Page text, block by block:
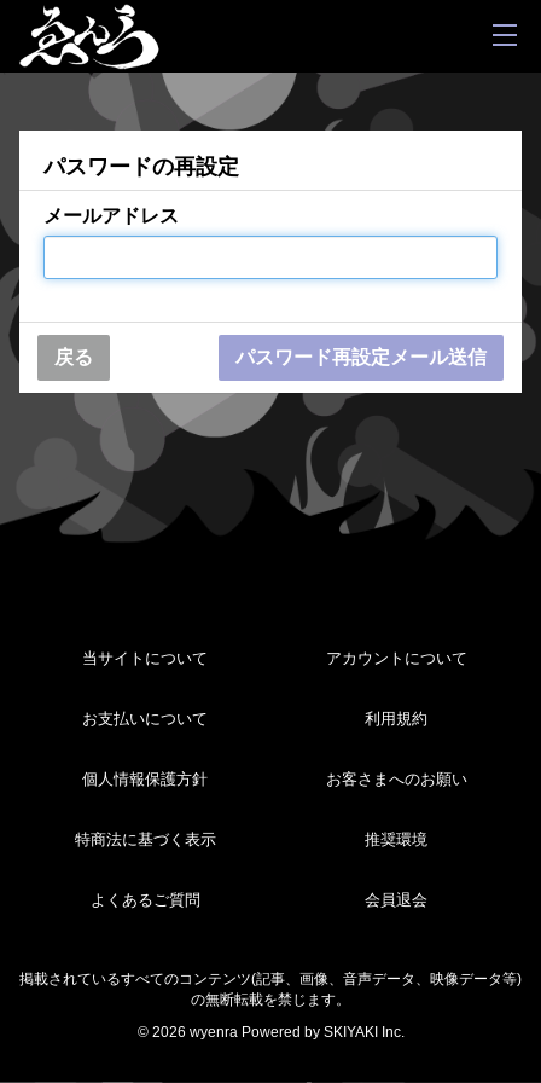
パスワードの再設定
メールアドレス
戻る
当サイトについて アカウントについて
お支払いについて 利用規約
個人情報保護方針 お客さまへのお願い
特商法に基づく表示 推奨環境
よくあるご質問 会員退会
掲載されているすべてのコンテンツ(記事、画像、音声データ、映像データ等)
の無断転載を禁じます。
© 2026 wyenra Powered by SKIYAKI Inc.